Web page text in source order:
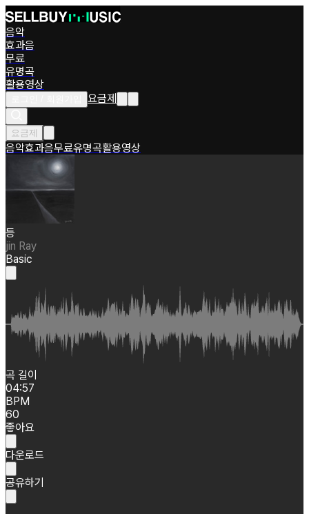
음악
효과음
무료
유명곡
활용영상
요금제
요금제
음악효과음무료유명곡활용영상
등
jin Ray
Basic
곡 길이
04:57
BPM
60
좋아요
다운로드
공유하기